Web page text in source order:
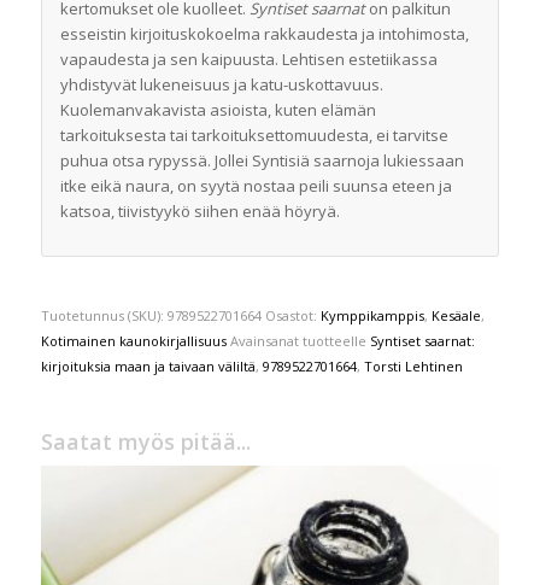
kertomukset ole kuolleet. Syntiset saarnaton palkitun
esseistin kirjoituskokoelma rakkaudesta ja intohimosta,
vapaudesta ja sen kaipuusta. Lehtisen estetiikassa
yhdistyvät lukeneisuus ja katu-uskottavuus.
Kuolemanvakavista asioista, kuten elämän
tarkoituksesta tai tarkoituksettomuudesta, ei tarvitse
puhua otsa rypyssä. Jollei Syntisiä saarnoja lukiessaan
itke eikä naura, on syytä nostaa peili suunsa eteen ja
katsoa, tiivistyykö siihen enää höyryä.
Tuotetunnus (SKU): 9789522701664 Osastot: Kymppikamppis, Kesäale,
Kotimainen kaunokirjallisuus Avainsanat tuotteelle Syntiset saarnat:
kirjoituksia maan ja taivaan väliltä, 9789522701664, Torsti Lehtinen
Saatat myös pitää...